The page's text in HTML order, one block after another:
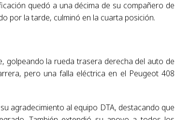
quedó a una décima de su compañero de
por la tarde, culminó en la cuarta posición.
golpeando la rueda trasera derecha del auto de
pero una falla eléctrica en el Peugeot 408
agradecimiento al equipo DTA, destacando que